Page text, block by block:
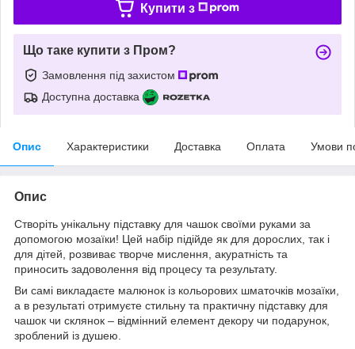
Купити з
Що таке купити з Пром?
Замовлення під захистом
Доступна доставка
Опис Характеристики Доставка Оплата Умови
Опис
Створіть унікальну підставку для чашок своїми руками за
допомогою мозаїки! Цей набір підійде як для дорослих, так і
для дітей, розвиває творче мислення, акуратність та
приносить задоволення від процесу та результату.
Ви самі викладаєте малюнок із кольорових шматочків мозаїки,
а в результаті отримуєте стильну та практичну підставку для
чашок чи склянок – відмінний елемент декору чи подарунок,
зроблений із душею.